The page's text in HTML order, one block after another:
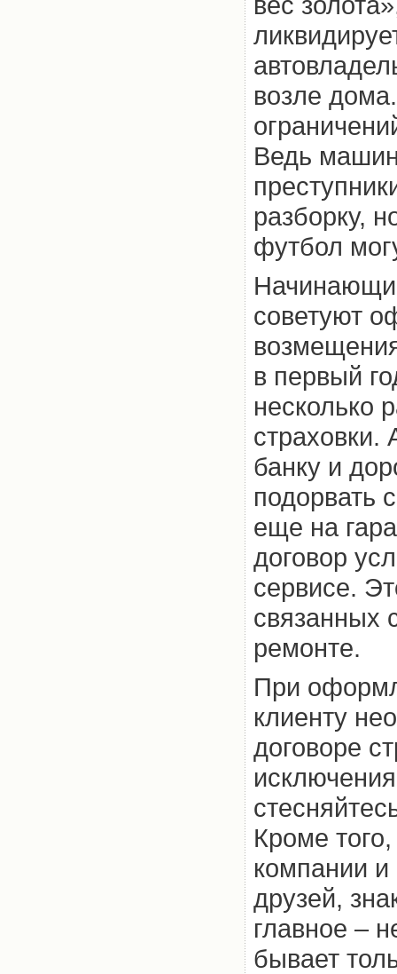
возле
Ведь
разборку,
футбол
советуют
в первый
несколько
банку и
подорвать
еще на
договор
сервисе.
связанных
ремонте.
При
клиенту
договоре
Кроме
компании
друзей,
главное –
бывает